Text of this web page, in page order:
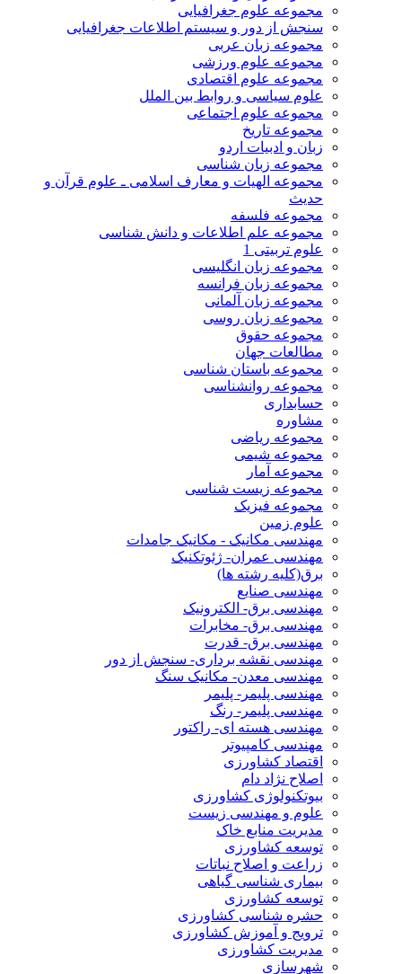
مجموعه علوم جغرافیایی
سنجش از دور و سیستم اطلاعات جغرافیایی
مجموعه زبان عربی
مجموعه علوم ورزشی
مجموعه علوم اقتصادی
علوم سیاسی و روابط بین الملل
مجموعه علوم اجتماعی
مجموعه تاریخ
زبان و ادبیات اردو
مجموعه زبان شناسی
مجموعه الهیات و معارف اسلامی ـ علوم قرآن و
حدیث
مجموعه فلسفه
مجموعه علم اطلاعات و دانش شناسی
علوم تربیتی 1
مجموعه زبان انگلیسی
مجموعه زبان فرانسه
مجموعه زبان آلمانی
مجموعه زبان روسی
مجموعه حقوق
مطالعات جهان
مجموعه باستان شناسی
مجموعه روانشناسی
حسابداری
مشاوره
مجموعه ریاضی
مجموعه شیمی
مجموعه آمار
مجموعه زیست شناسی
مجموعه فیزیک
علوم زمین
مهندسی مکانیک - مکانیک جامدات
مهندسی عمران- ژئوتکنیک
برق(کلیه رشته ها)
مهندسی صنایع
مهندسی برق- الکترونیک
مهندسی برق- مخابرات
مهندسی برق- قدرت
مهندسی نقشه برداری- سنجش از دور
مهندسی معدن- مکانیک سنگ
مهندسی پلیمر- پلیمر
مهندسی پلیمر- رنگ
مهندسی هسته ای- راکتور
مهندسی کامپیوتر
اقتصاد کشاورزی
اصلاح نژاد دام
بیوتکنولوژی کشاورزی
علوم و مهندسی زیست
مدیریت منابع خاک
توسعه کشاورزی
زراعت و اصلاح نباتات
بیماری شناسی گیاهی
توسعه کشاورزی
حشره شناسی کشاورزی
ترویج و آموزش کشاورزی
مدیریت کشاورزی
شهرسازی